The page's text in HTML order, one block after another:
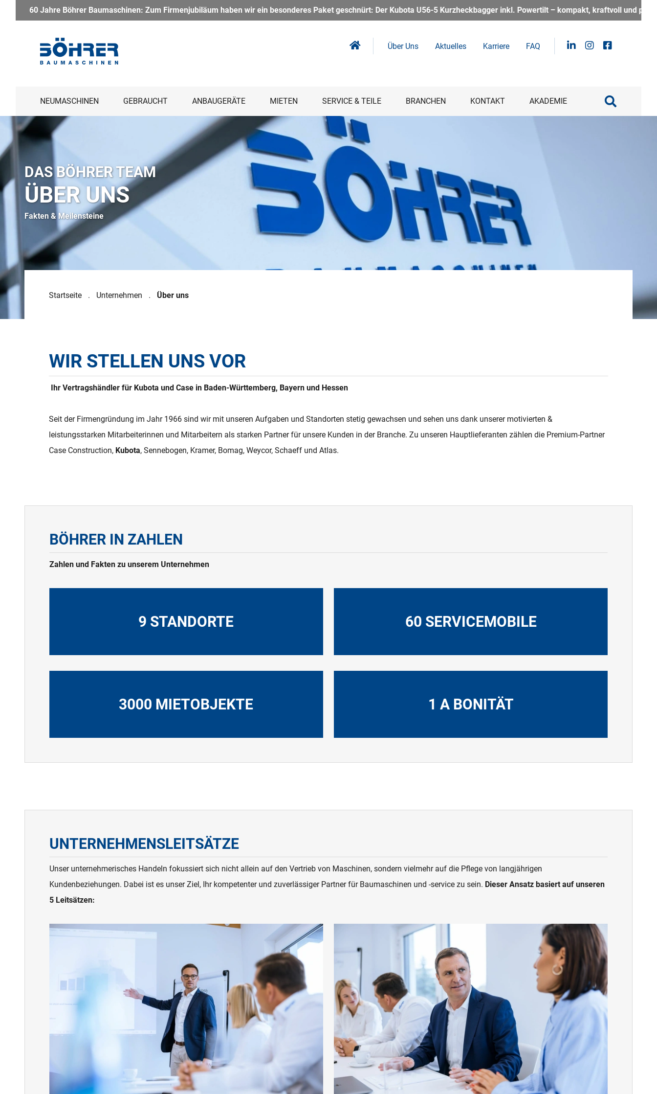
Firmenjubiläum haben wir ein besonderes Paket geschnürt: Der Kubota U56-5 Kurzheckbagger inkl. Powertilt – kompakt, kraftvoll und perfekt für alle, die auf der Baustelle flexibel
Über Uns Aktuelles Karriere FAQ
NEUMASCHINEN GEBRAUCHT ANBAUGERÄTE MIETEN SERVICE & TEILE BRANCHEN KONTAKT AKADEMIE
DAS BÖHRER TEAM
ÜBER UNS
Fakten & Meilensteine
Startseite Unternehmen Über uns
WIR STELLEN UNS VOR
Ihr Vertragshändler für Kubota und Case in Baden-Württemberg, Bayern und Hessen
Seit der Firmengründung im Jahr 1966 sind wir mit unseren Aufgaben und Standorten stetig gewachsen und sehen uns dank unserer motivierten &
leistungsstarken Mitarbeiterinnen und Mitarbeitern als starken Partner für unsere Kunden in der Branche. Zu unseren Hauptlieferanten zählen die Premium-Partner
Case Construction, Kubota, Sennebogen, Kramer, Bomag, Weycor, Schaeff und Atlas.
BÖHRER IN ZAHLEN
Zahlen und Fakten zu unserem Unternehmen
9 STANDORTE 60 SERVICEMOBILE
3000 MIETOBJEKTE 1 A BONITÄT
UNTERNEHMENSLEITSÄTZE
Unser unternehmerisches Handeln fokussiert sich nicht allein auf den Vertrieb von Maschinen, sondern vielmehr auf die Pflege von langjährigen
Kundenbeziehungen. Dabei ist es unser Ziel, Ihr kompetenter und zuverlässiger Partner für Baumaschinen und -service zu sein. Dieser Ansatz basiert auf unseren
5 Leitsätzen: